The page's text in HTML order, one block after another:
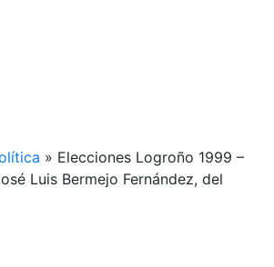
» Elecciones Logroño 1999 –
Luis Bermejo Fernández, del